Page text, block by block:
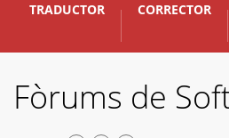
TRADUCTOR CORRECTOR
Fòrums de